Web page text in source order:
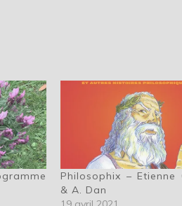
Philosophix – Etienne
& A. Dan